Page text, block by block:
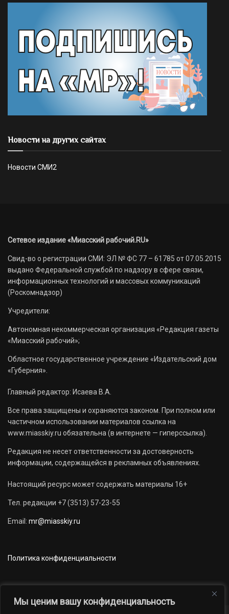
Мы ценим вашу конфиденциальность
Новости на других сайтах
Новости СМИ2
Сетевое издание «Миасский рабочий.RU»
Свид-во о регистрации СМИ: ЭЛ № ФС 77 – 61785 от 07.05.2015
выдано Федеральной службой по надзору в сфере связи,
информационных технологий и массовых коммуникаций
(Роскомнадзор)
Учредители:
Автономная некоммерческая организация «Редакция газеты
«Миасский рабочий»;
Областное государственное учреждение «Издательский дом
«Губерния».
Главный редактор: Исаева В.А.
Все права защищены и охраняются законом. При полном или
частичном использовании материалов ссылка на
www.miasskiy.ru обязательна (в интернете — гиперссылка).
Редакция не несет ответственности за достоверность
информации, содержащейся в рекламных объявлениях.
Настоящий ресурс может содержать материалы 16+
Тел. редакции +7 (3513) 57-23-55
Email: mr@miasskiy.ru
Политика конфиденциальности